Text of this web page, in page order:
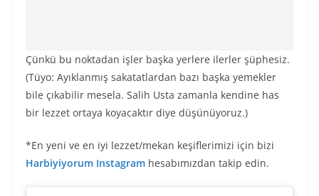
Çünkü bu noktadan işler başka yerlere ilerler şüphesiz.
(Tüyo: Ayıklanmış sakatatlardan bazı başka yemekler
bile çıkabilir mesela. Salih Usta zamanla kendine has
bir lezzet ortaya koyacaktır diye düşünüyoruz.)
*En yeni ve en iyi lezzet/mekan keşiflerimizi için bizi
Harbiyiyorum Instagram hesabımızdan takip edin.